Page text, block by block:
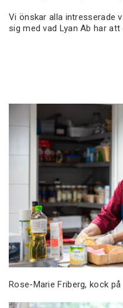
Vi önskar alla intresserade
sig med vad Lyan Ab har att
Rose-Marie Friberg, kock på